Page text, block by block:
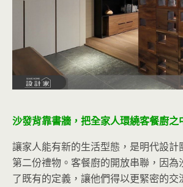
沙發背靠書牆，把全家人環繞客餐廚之
讓家人能有新的生活型態，是明代設計
第二份禮物。客餐廚的開放串聯，因為
了既有的定義，讓他們得以更緊密的交